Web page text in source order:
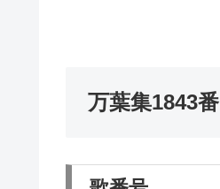
万葉集1843